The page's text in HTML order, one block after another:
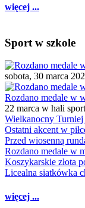
więcej ...
Sport w szkole
sobota, 30 marca
Rozdano medale w
22 marca w hali
Wielkanocny Turniej
Ostatni akcent w
Przed wiosenną
Rozdano medale w
Koszykarskie złota
Licealna siatkówka
więcej ...